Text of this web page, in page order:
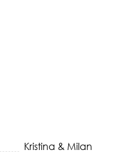
Kristina & Milan